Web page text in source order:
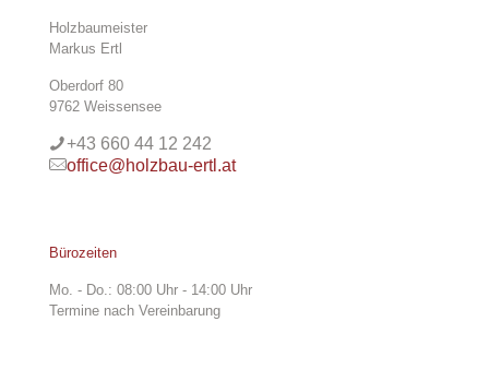
Holzbaumeister
Markus Ertl
Oberdorf 80
9762 Weissensee
+43 660 44 12 242
office@holzbau-ertl.at
Bürozeiten
Mo. - Do.: 08:00 Uhr - 14:00 Uhr
Termine nach Vereinbarung